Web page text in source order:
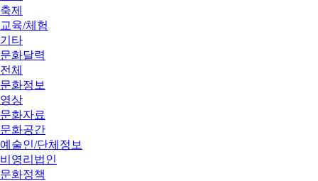
축제
교육/체험
기타
문화달력
전체
문화정보
영상
문화자료
문화공간
예술인/단체정보
비영리법인
문화정책